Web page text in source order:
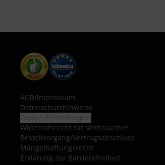
AGB/Impressum
Datenschutzhinweise
Widerrufsrecht für Verbraucher
Bestellvorgang/Vertragsabschluss
Mängelhaftungsrecht
Erklärung zur Barrierefreiheit